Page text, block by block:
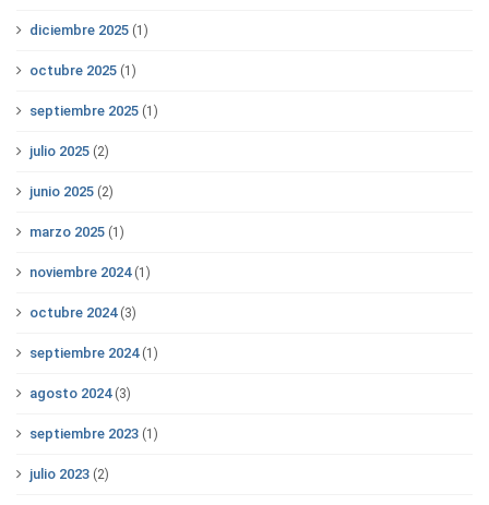
diciembre 2025 (1)
octubre 2025 (1)
septiembre 2025 (1)
julio 2025 (2)
junio 2025 (2)
marzo 2025 (1)
noviembre 2024(1)
octubre 2024(3)
septiembre 2024(1)
agosto 2024(3)
septiembre 2023 (1)
julio 2023 (2)